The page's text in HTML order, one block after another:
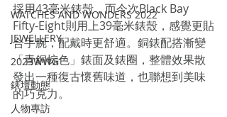
WATCHES AND WONDERS 2022
JEWELLERY
2023WWG
錶壇動態
人物專訪
採用43毫米錶殼，而今次Black Bay
Fifty-Eight則用上39毫米錶殼，感覺更貼
合手腕，配戴時更舒適。銅錶配搭漸變
「青銅棕色」錶面及錶圈，整體效果散
發出一種復古懷舊味道，也聯想到美味
的巧克力。